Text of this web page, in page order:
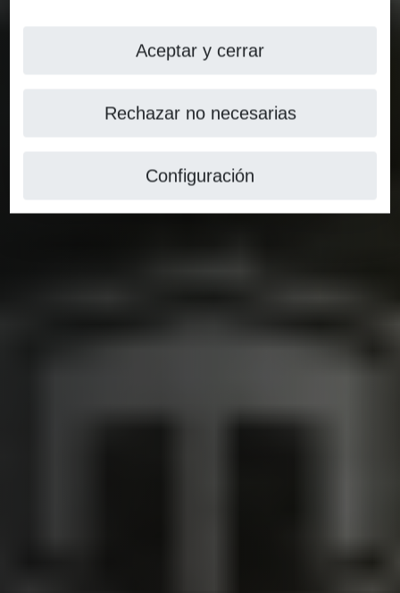
Aceptar y cerrar
Rechazar no necesarias
Configuración